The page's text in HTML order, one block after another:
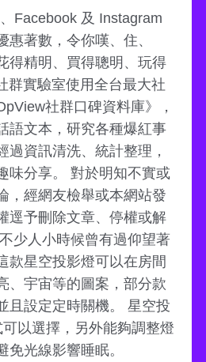
Facebook 及 Instagram
惠著數，令你嘆、住、
得精明、買得聰明、玩得
群實驗室使用全台最大社
社群口碑資料庫》，
語文本，研究各種爆紅事
過資訊清洗、統計整理，
味分享。 對於明知不實或
，經網友檢舉或本網站發
逕予刪除文章、停權或解
少人小時候曾有過仰望著
款星空投影燈可以在房間
、宇宙等的圖案，部分款
且設定定時關機。 星空投
以選擇，另外能夠調整燈
免光線影響睡眠。